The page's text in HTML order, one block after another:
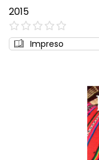
2015
0%
Impreso